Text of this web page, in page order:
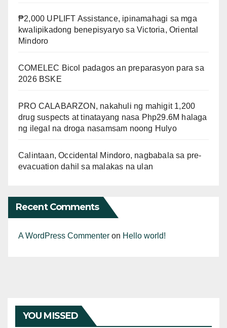
₱2,000 UPLIFT Assistance, ipinamahagi sa mga
kwalipikadong benepisyaryo sa Victoria, Oriental
Mindoro
COMELEC Bicol padagos an preparasyon para sa
2026 BSKE
PRO CALABARZON, nakahuli ng mahigit 1,200
drug suspects at tinatayang nasa Php29.6M halaga
ng ilegal na droga nasamsam noong Hulyo
Calintaan, Occidental Mindoro, nagbabala sa pre-
evacuation dahil sa malakas na ulan
Recent Comments
A WordPress Commenter on Hello world!
YOU MISSED